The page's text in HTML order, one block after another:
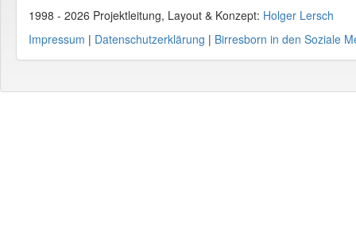
1998 - 2026 Projektleitung, Layout & Konzept: Holger Lersch
Impressum | Datenschutzerklärung | Birresborn in den Soziale